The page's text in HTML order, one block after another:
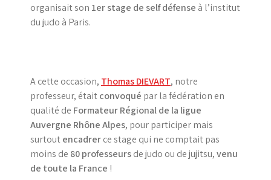
organisait son 1er stage de self défense à l’institut
du judo à Paris.
A cette occasion, Thomas DIEVART, notre
professeur, étaitconvoqué par la fédération en
qualité de Formateur Régional de la ligue
Auvergne Rhône Alpes, pour participer mais
surtoutencadrerce stage qui ne comptait pas
moins de 80 professeursde judo ou de jujitsu,venu
de toute la France !